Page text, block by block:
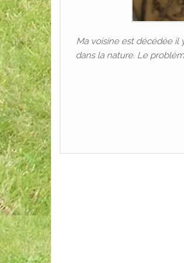
Ma voisine est décédée il
dans la nature. Le